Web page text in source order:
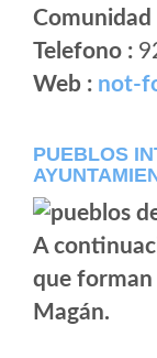
Comunidad
Telefono :
Web : not-
PUEBLOS
A
que
Magán.